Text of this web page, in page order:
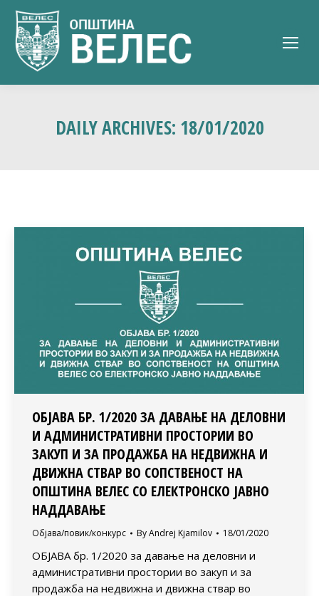
DAILY ARCHIVES: 18/01/2020
ОБЈАВА БР. 1/2020 ЗА ДАВАЊЕ НА ДЕЛОВНИ
И АДМИНИСТРАТИВНИ ПРОСТОРИИ ВО
ЗАКУП И ЗА ПРОДАЖБА НА НЕДВИЖНА И
ДВИЖНА СТВАР ВО СОПСТВЕНОСТ НА
ОПШТИНА ВЕЛЕС СО ЕЛЕКТРОНСКО ЈАВНО
НАДДАВАЊЕ
Објава/повик/конкурс ByAndrej Kjamilov 18/01/2020
ОБЈАВА бр. 1/2020 за давање на деловни и
административни простории во закуп и за
продажба на недвижна и движна ствар во